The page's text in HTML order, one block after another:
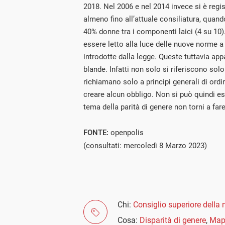
2018. Nel 2006 e nel 2014 invece si è
almeno fino all’attuale consiliatura,
40% donne tra i componenti laici (4 su
essere letto alla luce delle nuove norme
introdotte dalla legge. Queste tuttavia
blande. Infatti non solo si riferiscono
richiamano solo a principi generali di
creare alcun obbligo. Non si può quindi
tema della parità di genere non torni a
FONTE: openpolis
(consultati: mercoledì 8 Marzo 2023)
Chi: Consiglio superiore della
Cosa: Disparità di genere,